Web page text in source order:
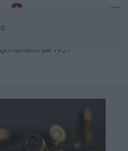
alle 19:27